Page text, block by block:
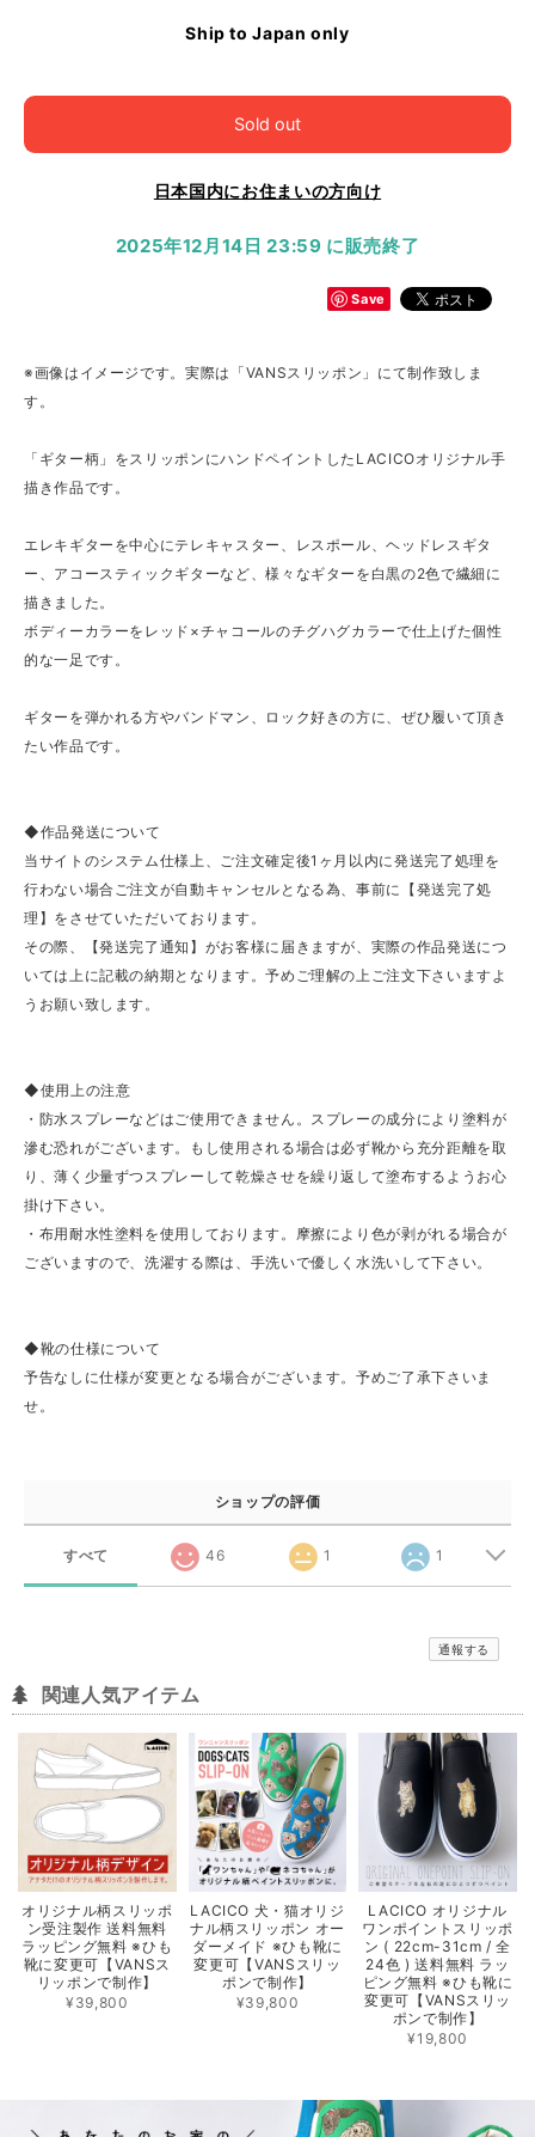
Ship to Japan only
Sold out
日本国内にお住まいの方向け
2025年12月14日 23:59 に販売終了
Save
※画像はイメージです。実際は「VANSスリッポン」にて制作致しま
す。
「ギター柄」をスリッポンにハンドペイントしたLACICOオリジナル手
描き作品です。
エレキギターを中心にテレキャスター、レスポール、ヘッドレスギタ
ー、アコースティックギターなど、様々なギターを白黒の2色で繊細に
描きました。
ボディーカラーをレッド×チャコールのチグハグカラーで仕上げた個性
的な一足です。
ギターを弾かれる方やバンドマン、ロック好きの方に、ぜひ履いて頂き
たい作品です。
◆作品発送について
当サイトのシステム仕様上、ご注文確定後1ヶ月以内に発送完了処理を
行わない場合ご注文が自動キャンセルとなる為、事前に【発送完了処
理】をさせていただいております。
その際、【発送完了通知】がお客様に届きますが、実際の作品発送につ
いては上に記載の納期となります。予めご理解の上ご注文下さいますよ
うお願い致します。
◆使用上の注意
・防水スプレーなどはご使用できません。スプレーの成分により塗料が
滲む恐れがございます。もし使用される場合は必ず靴から充分距離を取
り、薄く少量ずつスプレーして乾燥させを繰り返して塗布するようお心
掛け下さい。
・布用耐水性塗料を使用しております。摩擦により色が剥がれる場合が
ございますので、洗濯する際は、手洗いで優しく水洗いして下さい。
◆靴の仕様について
予告なしに仕様が変更となる場合がございます。予めご了承下さいま
せ。
ショップの評価
すべて 46 1 1
通報する
関連人気アイテム
オリジナル柄スリッポ
ン受注製作 送料無料
ラッピング無料 ※ひも
靴に変更可【VANSス
リッポンで制作】
¥39,800
LACICO 犬・猫オリジ
ナル柄スリッポン オー
ダーメイド ※ひも靴に
変更可【VANSスリッ
ポンで制作】
¥39,800
LACICO オリジナル
ワンポイントスリッポ
ン ( 22cm-31cm / 全
24色 ) 送料無料 ラッ
ピング無料 ※ひも靴に
変更可【VANSスリッ
ポンで制作】
¥19,800